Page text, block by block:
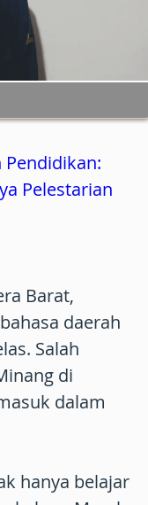
Pendidikan:
Pelestarian
Barat,
daerah
Salah
di
dalam
hanya belajar